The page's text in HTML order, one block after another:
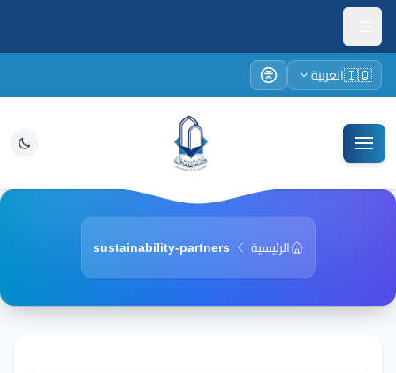
🇮🇶العربية
الرئيسية sustainability-partners